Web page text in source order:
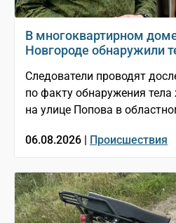
В многоквартирном
Новгороде обнаружили
Следователи проводят
по факту обнаружения
на улице Попова в
06.08.2026 | Происшествия